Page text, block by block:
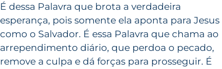
É dessa Palavra que brota a verdadeira
esperança, pois somente ela aponta para Jesus
como o Salvador. É essa Palavra que chama ao
arrependimento diário, que perdoa o pecado,
remove a culpa e dá forças para prosseguir. É